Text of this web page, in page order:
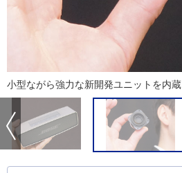
小型ながら強力な新開発ユニットを内蔵